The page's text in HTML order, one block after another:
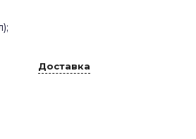
Доставка